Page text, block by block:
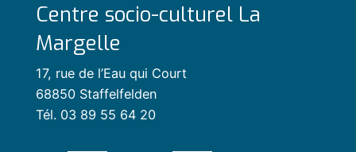
Centre socio-culturel La
Margelle
17, rue de l’Eau qui Court
68850 Staffelfelden
Tél. 03 89 55 64 20